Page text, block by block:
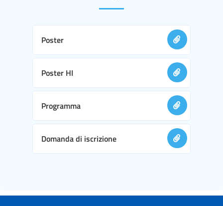
Poster
Poster HI
Programma
Domanda di iscrizione